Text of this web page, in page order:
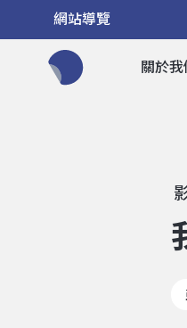
網站導覽
關於我